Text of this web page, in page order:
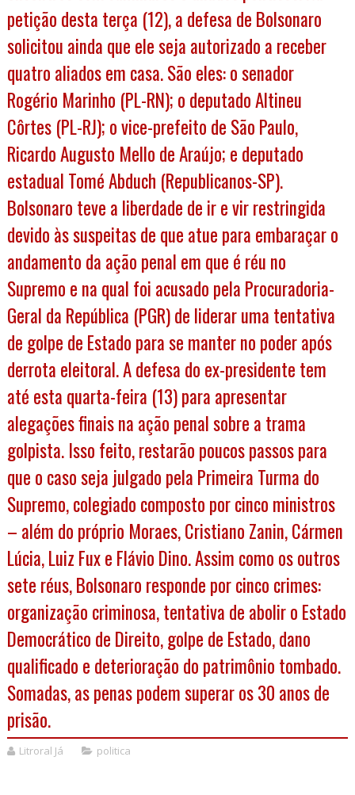
petição desta terça (12), a defesa de Bolsonaro
solicitou ainda que ele seja autorizado a receber
quatro aliados em casa. São eles: o senador
Rogério Marinho (PL-RN); o deputado Altineu
Côrtes (PL-RJ); o vice-prefeito de São Paulo,
Ricardo Augusto Mello de Araújo; e deputado
estadual Tomé Abduch (Republicanos-SP).
Bolsonaro teve a liberdade de ir e vir restringida
devido às suspeitas de que atue para embaraçar o
andamento da ação penal em que é réu no
Supremo e na qual foi acusado pela Procuradoria-
Geral da República (PGR) de liderar uma tentativa
de golpe de Estado para se manter no poder após
derrota eleitoral. A defesa do ex-presidente tem
até esta quarta-feira (13) para apresentar
alegações finais na ação penal sobre a trama
golpista. Isso feito, restarão poucos passos para
que o caso seja julgado pela Primeira Turma do
Supremo, colegiado composto por cinco ministros
– além do próprio Moraes, Cristiano Zanin, Cármen
Lúcia, Luiz Fux e Flávio Dino. Assim como os outros
sete réus, Bolsonaro responde por cinco crimes:
organização criminosa, tentativa de abolir o Estado
Democrático de Direito, golpe de Estado, dano
qualificado e deterioração do patrimônio tombado.
Somadas, as penas podem superar os 30 anos de
prisão.
Litroral Já politica